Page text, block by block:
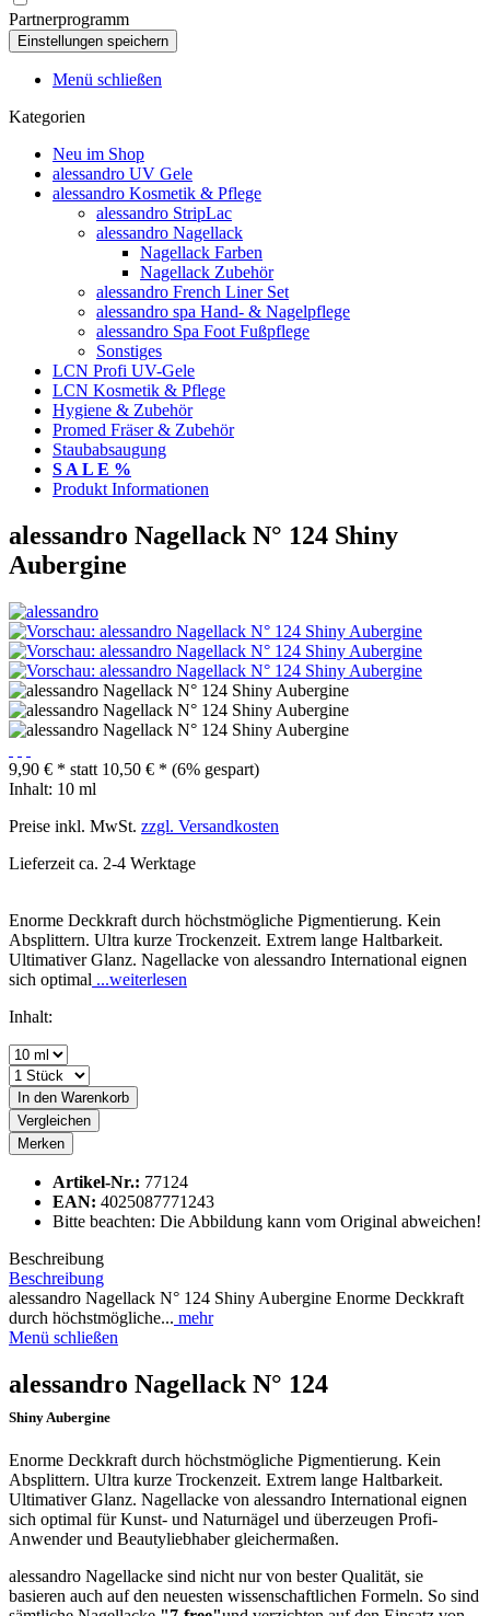
Partnerprogramm
Menü schließen
Kategorien
Neu im Shop
alessandro UV Gele
alessandro Kosmetik & Pflege
alessandro StripLac
alessandro Nagellack
Nagellack Farben
Nagellack Zubehör
alessandro French Liner Set
alessandro spa Hand- & Nagelpflege
alessandro Spa Foot Fußpflege
Sonstiges
LCN Profi UV-Gele
LCN Kosmetik & Pflege
Hygiene & Zubehör
Promed Fräser & Zubehör
Staubabsaugung
S A L E %
Produkt Informationen
alessandro Nagellack N° 124 Shiny
Aubergine
9,90 € * statt 10,50 € * (6% gespart)
Inhalt: 10 ml
Preise inkl. MwSt. zzgl. Versandkosten
Lieferzeit ca. 2-4 Werktage
Enorme Deckkraft durch höchstmögliche Pigmentierung. Kein
Absplittern. Ultra kurze Trockenzeit. Extrem lange Haltbarkeit.
Ultimativer Glanz. Nagellacke von alessandro International eignen
sich optimal ...weiterlesen
Inhalt:
In den Warenkorb
Vergleichen
Merken
Artikel-Nr.: 77124
EAN: 4025087771243
Bitte beachten: Die Abbildung kann vom Original abweichen!
Beschreibung
Beschreibung
alessandro Nagellack N° 124 Shiny Aubergine Enorme Deckkraft
durch höchstmögliche... mehr
Menü schließen
alessandro Nagellack N° 124
Shiny Aubergine
Enorme Deckkraft durch höchstmögliche Pigmentierung. Kein
Absplittern. Ultra kurze Trockenzeit. Extrem lange Haltbarkeit.
Ultimativer Glanz. Nagellacke von alessandro International eignen
sich optimal für Kunst- und Naturnägel und überzeugen Profi-
Anwender und Beautyliebhaber gleichermaßen.
alessandro Nagellacke sind nicht nur von bester Qualität, sie
basieren auch auf den neuesten wissenschaftlichen Formeln. So sind